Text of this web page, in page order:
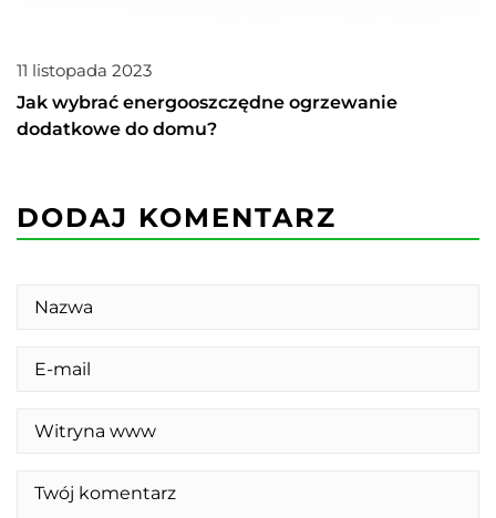
11 listopada 2023
Jak wybrać energooszczędne ogrzewanie
dodatkowe do domu?
DODAJ KOMENTARZ